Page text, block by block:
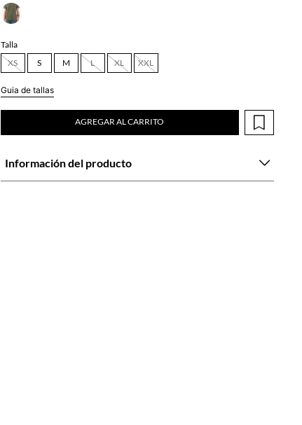
Talla
XS
S M L XL XXL
Guia de tallas
AGREGAR AL CARRITO
Información del producto